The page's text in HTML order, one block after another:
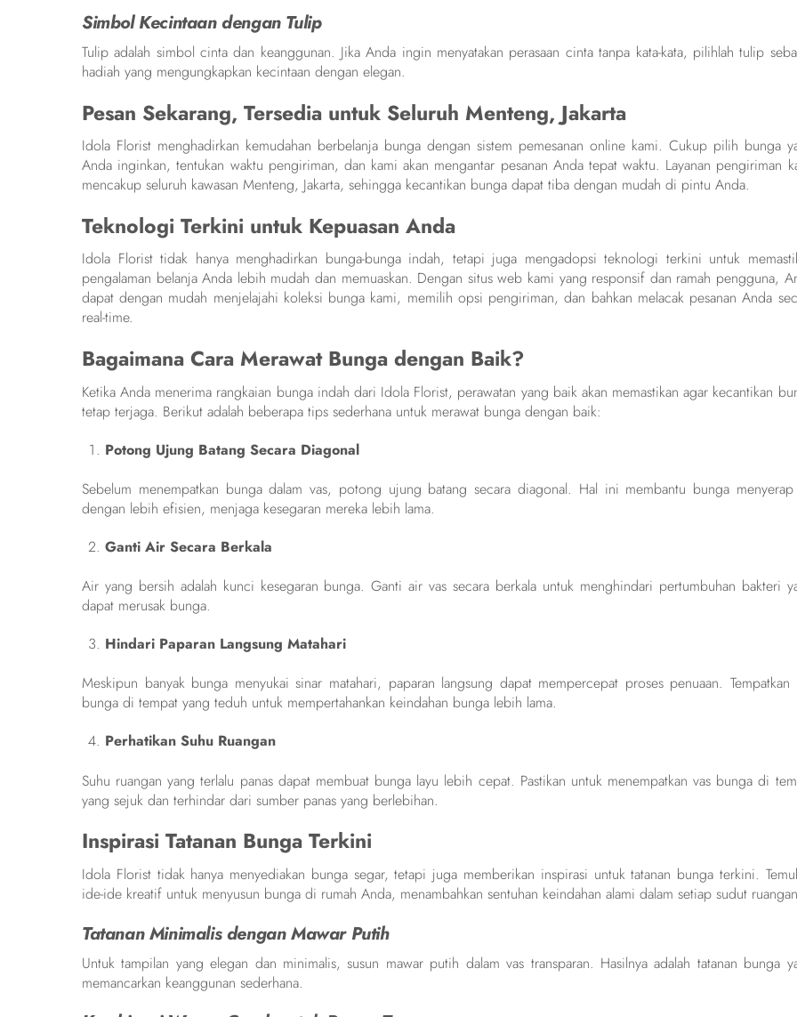
Simbol Kecintaan dengan Tulip
Tulip adalah simbol cinta dan keanggunan. Jika Anda ingin menyatakan perasaan cinta tanpa kata-kata, pilihlah tulip
hadiah yang mengungkapkan kecintaan dengan elegan.
Pesan Sekarang, Tersedia untuk Seluruh Menteng, Jakarta
Idola Florist menghadirkan kemudahan berbelanja bunga dengan sistem pemesanan online kami. Cukup pilih bunga
Anda inginkan, tentukan waktu pengiriman, dan kami akan mengantar pesanan Anda tepat waktu. Layanan pengiriman
mencakup seluruh kawasan Menteng, Jakarta, sehingga kecantikan bunga dapat tiba dengan mudah di pintu Anda.
Teknologi Terkini untuk Kepuasan Anda
Idola Florist tidak hanya menghadirkan bunga-bunga indah, tetapi juga mengadopsi teknologi terkini untuk
pengalaman belanja Anda lebih mudah dan memuaskan. Dengan situs web kami yang responsif dan ramah pengguna,
dapat dengan mudah menjelajahi koleksi bunga kami, memilih opsi pengiriman, dan bahkan melacak pesanan Anda
real-time.
Bagaimana Cara Merawat Bunga dengan Baik?
Ketika Anda menerima rangkaian bunga indah dari Idola Florist, perawatan yang baik akan memastikan agar kecantikan
tetap terjaga. Berikut adalah beberapa tips sederhana untuk merawat bunga dengan baik:
Potong Ujung Batang Secara Diagonal
Sebelum menempatkan bunga dalam vas, potong ujung batang secara diagonal. Hal ini membantu bunga
dengan lebih efisien, menjaga kesegaran mereka lebih lama.
Ganti Air Secara Berkala
Air yang bersih adalah kunci kesegaran bunga. Ganti air vas secara berkala untuk menghindari pertumbuhan bakteri
dapat merusak bunga.
Hindari Paparan Langsung Matahari
Meskipun banyak bunga menyukai sinar matahari, paparan langsung dapat mempercepat proses penuaan. Tempatkan
bunga di tempat yang teduh untuk mempertahankan keindahan bunga lebih lama.
Perhatikan Suhu Ruangan
Suhu ruangan yang terlalu panas dapat membuat bunga layu lebih cepat. Pastikan untuk menempatkan vas bunga di
yang sejuk dan terhindar dari sumber panas yang berlebihan.
Inspirasi Tatanan Bunga Terkini
Idola Florist tidak hanya menyediakan bunga segar, tetapi juga memberikan inspirasi untuk tatanan bunga terkini.
ide-ide kreatif untuk menyusun bunga di rumah Anda, menambahkan sentuhan keindahan alami dalam setiap sudut
Tatanan Minimalis dengan Mawar Putih
Untuk tampilan yang elegan dan minimalis, susun mawar putih dalam vas transparan. Hasilnya adalah tatanan bunga
memancarkan keanggunan sederhana.